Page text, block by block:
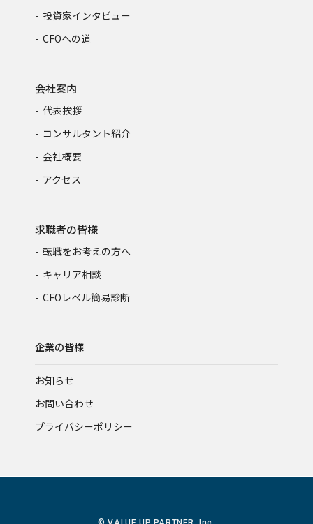
投資家インタビュー
CFOへの道
会社案内
代表挨拶
コンサルタント紹介
会社概要
アクセス
求職者の皆様
転職をお考えの方へ
キャリア相談
CFOレベル簡易診断
企業の皆様
お知らせ
お問い合わせ
プライバシーポリシー